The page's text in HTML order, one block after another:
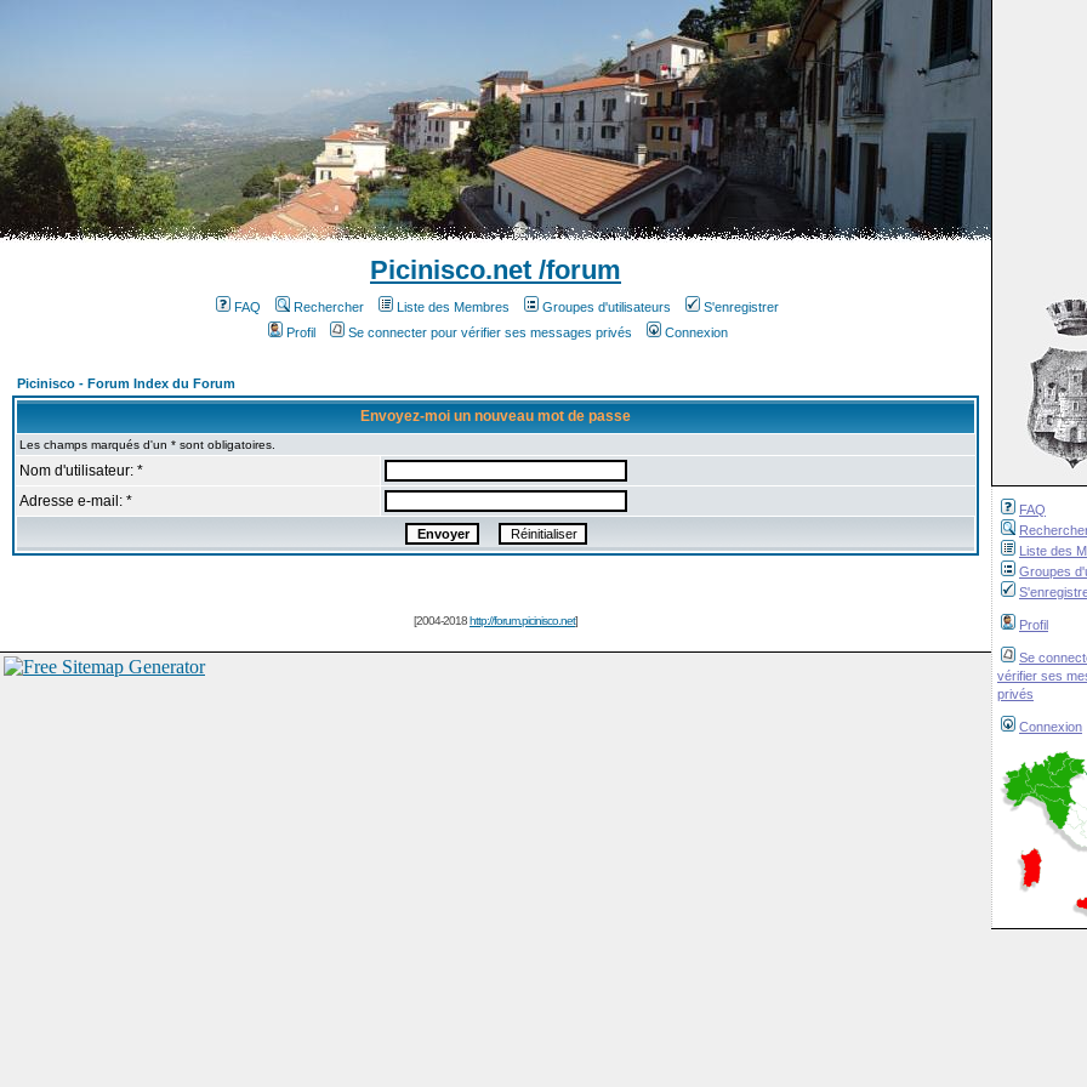
FAQ
Liste des
Groupes
Profil
Se
vérifier ses
privés
Connexion
Picinisco.net /forum
FAQ Rechercher Liste des Membres Groupes d'utilisateurs
S'enregistrer
Profil
Se connecter pour vérifier ses messages privés Connexion
Picinisco - Forum Index du Forum
Envoyez-moi un nouveau mot de passe
Les champs marqués d'un * sont obligatoires.
Nom d'utilisateur: *
Adresse e-mail: *
[2004-2018http://forum.picinisco.net]